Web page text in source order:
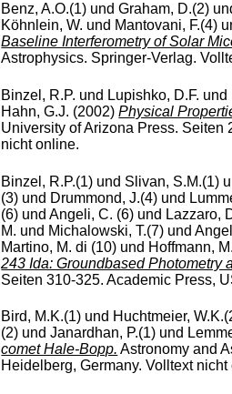
Benz, A.O.(1) undGraham, D.(2)
Köhnlein, W. und Mantovani, F.(4)
Baseline Interferometry of Solar
Astrophysics. Springer-Verlag.
Binzel, R.P. und Lupishko, D.F. und
Hahn, G.J. (2002)Physical
University of Arizona Press. Seiten
nicht online.
Binzel, R.P.(1) und Slivan, S.M.(1)
(3) und Drummond, J.(4) und
(6) undAngeli, C. (6) und Lazzaro,
M. und Michalowski, T.(7) und
Martino, M. di (10) und Hoffmann,
243 Ida: Groundbased Photometry
Seiten 310-325. Academic Press,
Bird, M.K.(1) und Huchtmeier,
(2) undJanardhan, P.(1) und
comet Hale-Bopp. Astronomy and
Heidelberg, Germany. Volltext